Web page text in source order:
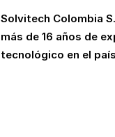
Solvitech Colombia
más de 16 años de
tecnológico en el